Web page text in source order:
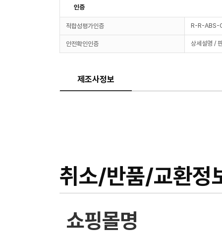
인증
적합성평가인증 R-R-
안전확인인증 상세설명 /
제조사정보
취소/반품/교환정
쇼핑몰명